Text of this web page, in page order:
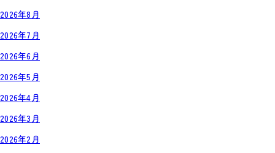
2026年8月
2026年7月
2026年6月
2026年5月
2026年4月
2026年3月
2026年2月